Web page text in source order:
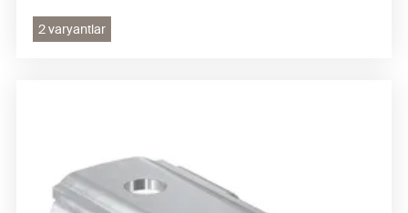
2 varyantlar